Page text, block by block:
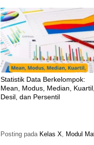
Statistik Data Berkelompok:
Mean, Modus, Median, Kuartil,
Desil, dan Persentil
Posting pada Kelas X, Modul